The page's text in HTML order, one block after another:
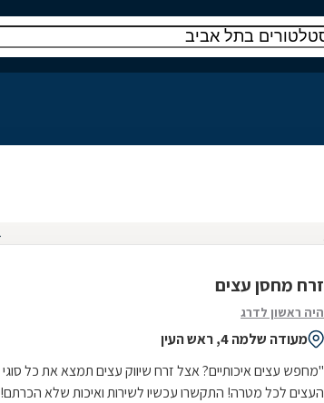
זרח מחסן עצים
היה ראשון לדרג
מעודה שלמה 4, ראש העין
"מחפש עצים איכותיים? אצל זרח שיווק עצים תמצא את כל סוגי
העצים לכל מטרה! התקשרו עכשיו לשירות ואיכות שלא הכרתם!